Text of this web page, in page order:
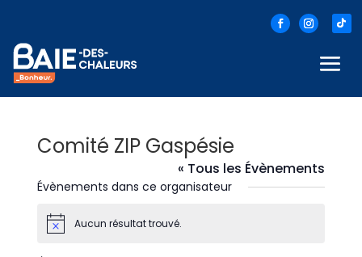
Comité ZIP Gaspésie
« Tous les Évènements
Évènements dans ce organisateur
NoticeAucun résultat trouvé.